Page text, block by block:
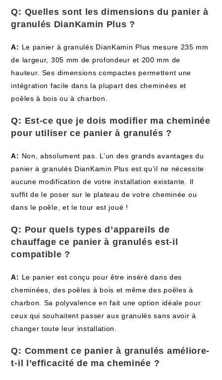
Q: Quelles sont les dimensions du panier à
granulés DianKamin Plus ?
A: Le panier à granulés DianKamin Plus mesure 235 mm
de largeur, 305 mm de profondeur et 200 mm de
hauteur. Ses dimensions compactes permettent une
intégration facile dans la plupart des cheminées et
poêles à bois ou à charbon.
Q: Est-ce que je dois modifier ma cheminée
pour utiliser ce panier à granulés ?
A: Non, absolument pas. L’un des grands avantages du
panier à granulés DianKamin Plus est qu’il ne nécessite
aucune modification de votre installation existante. Il
suffit de le poser sur le plateau de votre cheminée ou
dans le poêle, et le tour est joué !
Q: Pour quels types d’appareils de
chauffage ce panier à granulés est-il
compatible ?
A: Le panier est conçu pour être inséré dans des
cheminées, des poêles à bois et même des poêles à
charbon. Sa polyvalence en fait une option idéale pour
ceux qui souhaitent passer aux granulés sans avoir à
changer toute leur installation.
Q: Comment ce panier à granulés améliore-
t-il l’efficacité de ma cheminée ?